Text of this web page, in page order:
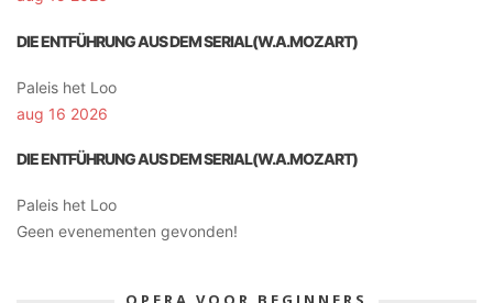
DIE ENTFÜHRUNG AUS DEM SERIAL(W.A.MOZART)
Paleis het Loo
aug 16 2026
DIE ENTFÜHRUNG AUS DEM SERIAL(W.A.MOZART)
Paleis het Loo
Geen evenementen gevonden!